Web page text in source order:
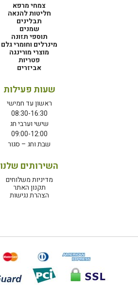
צמחי מרפא
חליטות להנאה
תבלינים
שמנים
תוספי תזונה
מינרלים וחומרי גלם
מוצרי מורינגה
פטריות
אביזרים
שעות פעילות
ראשון עד חמישי
08:30-16:30
שישי וערבי חג
09:00-12:00
שבת וחג – סגור
השירותים שלנו
מדיניות משלוחים
תקנון האתר
הצהרת נגישות